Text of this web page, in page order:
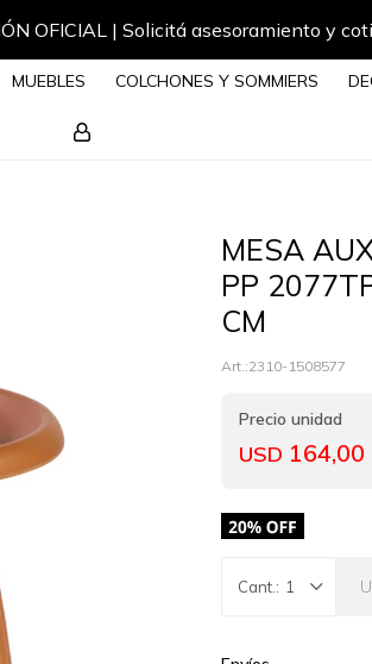
OFICIAL | Solicitá asesoramiento y
MUEBLES COLCHONES Y SOMMIERS
MESA
PP
CM
2310-1508577
USD 164,00
1